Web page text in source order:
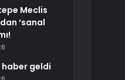
Meclis
‘sanal
haber geldi